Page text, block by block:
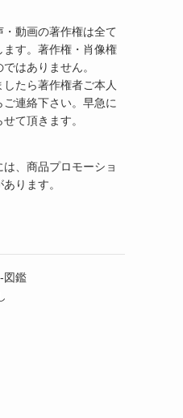
動画の著作権は全て
す。著作権・肖像権
はありません。
たら著作権者ご本人
連絡下さい。早急に
て頂きます。
、商品プロモーショ
ります。
図鑑